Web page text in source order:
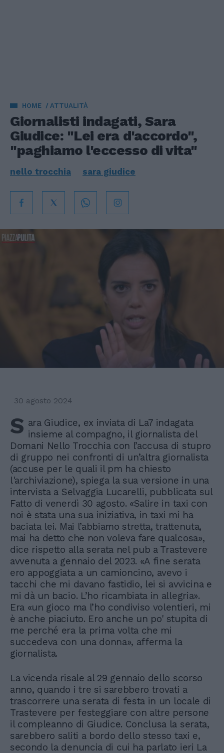
HOME ATTUALITÀ
Giornalisti indagati, Sara
Giudice: "Lei era d'accordo",
"paghiamo l'eccesso di vita"
nello trocchia sara giudice
30 agosto 2024
S ara Giudice, ex inviata di La7 indagata
insieme al compagno, il giornalista del
Domani Nello Trocchia con l’accusa di stupro
di gruppo nei confronti di un’altra giornalista
(accuse per le quali il pm ha chiesto
l'archiviazione), spiega la sua versione in una
intervista a Selvaggia Lucarelli, pubblicata sul
Fatto di venerdì 30 agosto. «Salire in taxi con
noi è stata una sua iniziativa, in taxi mi ha
baciata lei. Mai l’abbiamo stretta, trattenuta,
mai ha detto che non voleva fare qualcosa»,
dice rispetto alla serata nel pub a Trastevere
avvenuta a gennaio del 2023. «A fine serata
ero appoggiata a un camioncino, avevo i
tacchi che mi davano fastidio, lei si avvicina e
mi dà un bacio. L’ho ricambiata in allegria».
Era «un gioco ma l’ho condiviso volentieri, mi
è anche piaciuto. Ero anche un po' stupita di
me perché era la prima volta che mi
succedeva con una donna», afferma la
giornalista.
La vicenda risale al 29 gennaio dello scorso
anno, quando i tre si sarebbero trovati a
trascorrere una serata di festa in un locale di
Trastevere per festeggiare con altre persone
il compleanno di Giudice. Conclusa la serata,
sarebbero saliti a bordo dello stesso taxi e,
secondo la denuncia di cui ha parlato ieri La